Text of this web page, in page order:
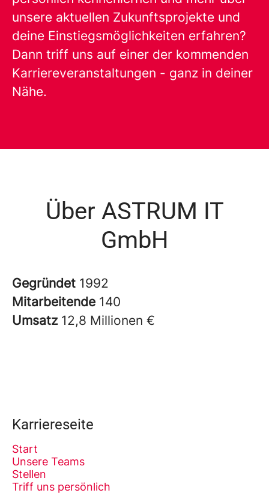
unsere aktuellen Zukunftsprojekte und
deine Einstiegsmöglichkeiten erfahren?
Dann triff uns auf einer der kommenden
Karriereveranstaltungen - ganz in deiner
Nähe.
Über ASTRUM IT
GmbH
Gegründet 1992
Mitarbeitende 140
Umsatz 12,8 Millionen €
Karriereseite
Start
Unsere Teams
Stellen
Triff uns persönlich